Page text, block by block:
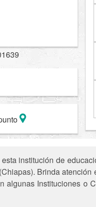
institución de
Brinda
algunas Instituciones o